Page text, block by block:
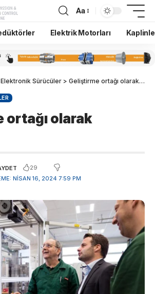
Aa
Elektrik Motorları
Elektronik Sürücüler > Geliştirme ortağı olarak STÖBER
ortağı olarak
NISAN 16, 2024 7:59 PM
29